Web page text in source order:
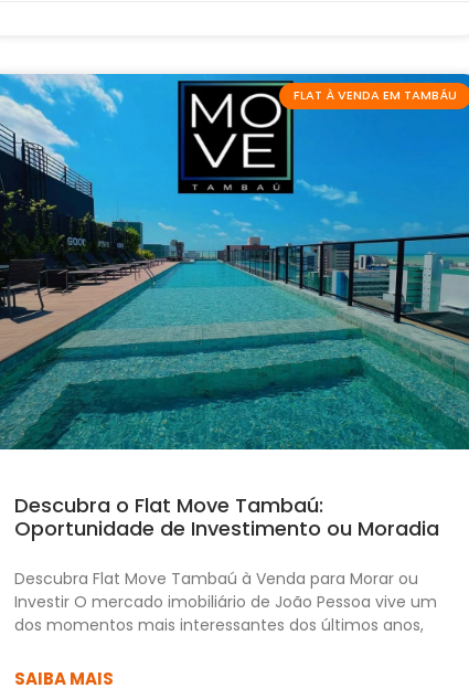
FLAT À VENDA EM TAMBÁU
Descubra o Flat Move Tambaú:
Oportunidade de Investimento ou Moradia
Descubra Flat Move Tambaú à Venda para Morar ou
Investir O mercado imobiliário de João Pessoa vive um
dos momentos mais interessantes dos últimos anos,
SAIBA MAIS